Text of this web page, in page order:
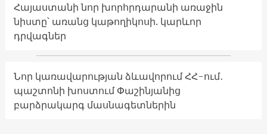
Հայաստանի նոր խորհրդարանի առաջին
նիստը՝ առանց կաթողիկոսի. կարևոր
դրվագներ
Նոր կառավարության ձևավորում ՀՀ-ում․
պաշտոնի խոստում Փաշինյանից
բարձրակարգ մասնագետներին